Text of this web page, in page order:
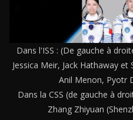
Dans l'ISS : (De gauche à
Jessica Meir, Jack Hathaway
Anil Menon, Pyotr
Dans la CSS (de gauche à
Zhang Zhiyuan